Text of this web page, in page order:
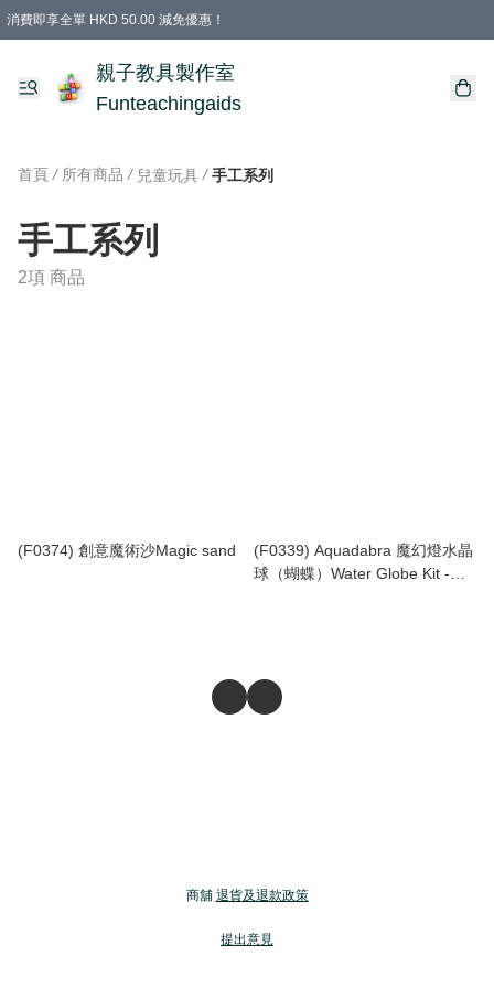
消費即享全單 HKD 50.00 減免優惠！
購物滿 HKD 699.00即享免運費優惠！（適用於 特定的送貨方式 )
凡購物滿HKD 699.00，即享免費禮品
親子教具製作室
Funteachingaids
首頁 / 所有商品 / 兒童玩具 / 手工系列
手工系列
2項 商品
(F0374) 創意魔術沙Magic sand
(F0339) Aquadabra 魔幻燈水晶
球（蝴蝶）Water Globe Kit -
商舖 退貨及退款政策
提出意見